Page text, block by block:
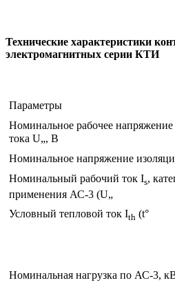
Технические характеристики
электромагнитных серии КТИ
Параметры
Номинальное рабочее
тока U„, В
Номинальное напряжение
Номинальный рабочий ток Is,
применения АС-3 (U„
Условный тепловой ток Ith (t°
Номинальная нагрузка по АС-3,